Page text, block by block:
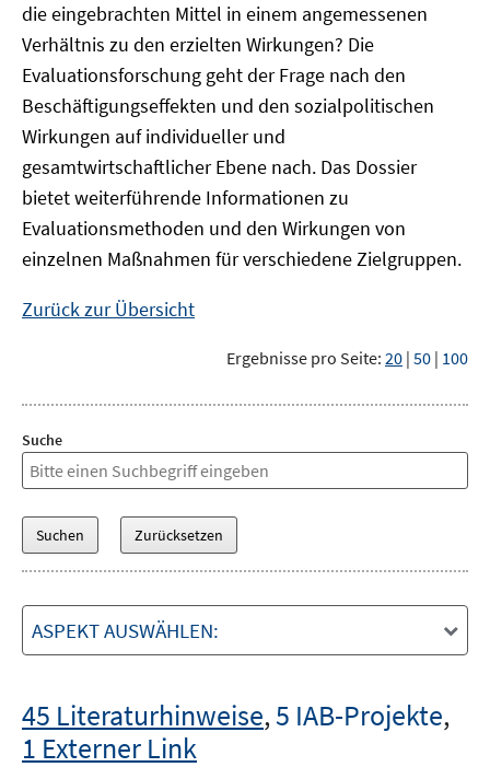
die eingebrachten Mittel in einem angemessenen
Verhältnis zu den erzielten Wirkungen? Die
Evaluationsforschung geht der Frage nach den
Beschäftigungseffekten und den sozialpolitischen
Wirkungen auf individueller und
gesamtwirtschaftlicher Ebene nach. Das Dossier
bietet weiterführende Informationen zu
Evaluationsmethoden und den Wirkungen von
einzelnen Maßnahmen für verschiedene Zielgruppen.
Zurück zur Übersicht
Ergebnisse pro Seite: 20 | 50 | 100
Suche
ASPEKT AUSWÄHLEN:
45 Literaturhinweise,5 IAB-Projekte,
1 Externer Link